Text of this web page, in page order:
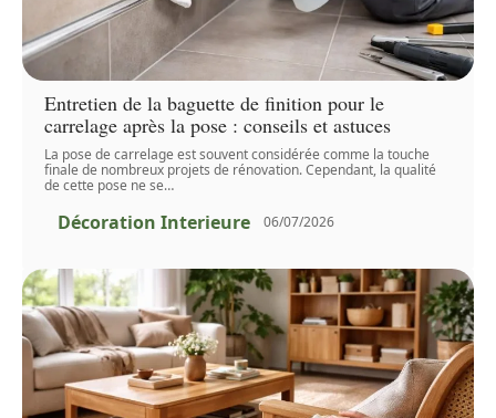
Entretien de la baguette de finition pour le
carrelage après la pose : conseils et astuces
La pose de carrelage est souvent considérée comme la touche
finale de nombreux projets de rénovation. Cependant, la qualité
de cette pose ne se…
Décoration Interieure 06/07/2026